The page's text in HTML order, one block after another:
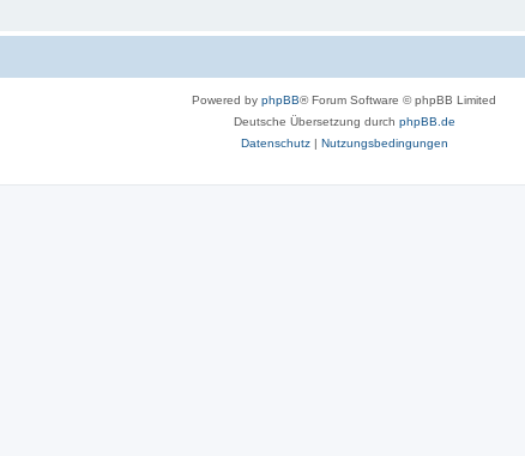
Powered by phpBB® Forum Software © phpBB Limited
Deutsche Übersetzung durch phpBB.de
Datenschutz| Nutzungsbedingungen